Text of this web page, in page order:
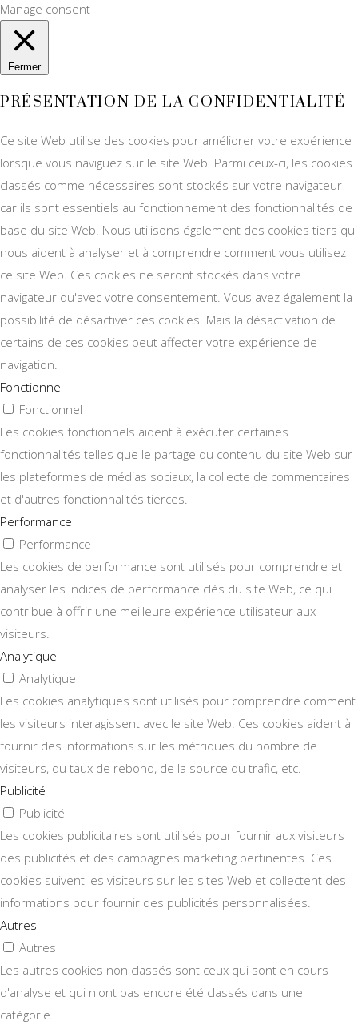
Manage consent
Fermer
PRÉSENTATION DE LA CONFIDENTIALITÉ
Ce site Web utilise des cookies pour améliorer votre expérience
lorsque vous naviguez sur le site Web. Parmi ceux-ci, les cookies
classés comme nécessaires sont stockés sur votre navigateur
car ils sont essentiels au fonctionnement des fonctionnalités de
base du site Web. Nous utilisons également des cookies tiers qui
nous aident à analyser et à comprendre comment vous utilisez
ce site Web. Ces cookies ne seront stockés dans votre
navigateur qu'avec votre consentement. Vous avez également la
possibilité de désactiver ces cookies. Mais la désactivation de
certains de ces cookies peut affecter votre expérience de
navigation.
Fonctionnel
Fonctionnel
Les cookies fonctionnels aident à exécuter certaines
fonctionnalités telles que le partage du contenu du site Web sur
les plateformes de médias sociaux, la collecte de commentaires
et d'autres fonctionnalités tierces.
Performance
Performance
Les cookies de performance sont utilisés pour comprendre et
analyser les indices de performance clés du site Web, ce qui
contribue à offrir une meilleure expérience utilisateur aux
visiteurs.
Analytique
Analytique
Les cookies analytiques sont utilisés pour comprendre comment
les visiteurs interagissent avec le site Web. Ces cookies aident à
fournir des informations sur les métriques du nombre de
visiteurs, du taux de rebond, de la source du trafic, etc.
Publicité
Publicité
Les cookies publicitaires sont utilisés pour fournir aux visiteurs
des publicités et des campagnes marketing pertinentes. Ces
cookies suivent les visiteurs sur les sites Web et collectent des
informations pour fournir des publicités personnalisées.
Autres
Autres
Les autres cookies non classés sont ceux qui sont en cours
d'analyse et qui n'ont pas encore été classés dans une
catégorie.